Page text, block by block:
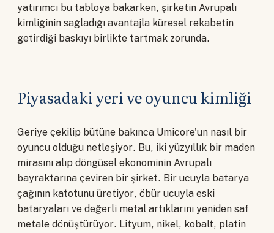
yatırımcı bu tabloya bakarken, şirketin Avrupalı
kimliğinin sağladığı avantajla küresel rekabetin
getirdiği baskıyı birlikte tartmak zorunda.
Piyasadaki yeri ve oyuncu kimliği
Geriye çekilip bütüne bakınca Umicore'un nasıl bir
oyuncu olduğu netleşiyor. Bu, iki yüzyıllık bir maden
mirasını alıp döngüsel ekonominin Avrupalı
bayraktarına çeviren bir şirket. Bir ucuyla batarya
çağının katotunu üretiyor, öbür ucuyla eski
bataryaları ve değerli metal artıklarını yeniden saf
metale dönüştürüyor. Lityum, nikel, kobalt, platin